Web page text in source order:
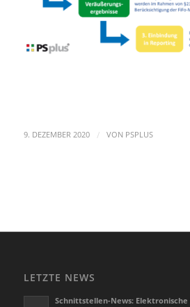
9. DEZEMBER 2020 / VON PSPLUS
LETZTE NEWS
Schnittstellen-News: